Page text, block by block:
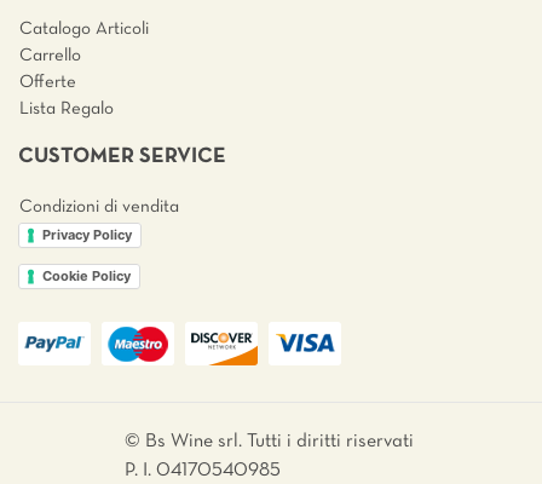
Catalogo Articoli
Carrello
Offerte
Lista Regalo
CUSTOMER SERVICE
Condizioni di vendita
Privacy Policy
Cookie Policy
© Bs Wine srl. Tutti i diritti riservati
P. I. 04170540985